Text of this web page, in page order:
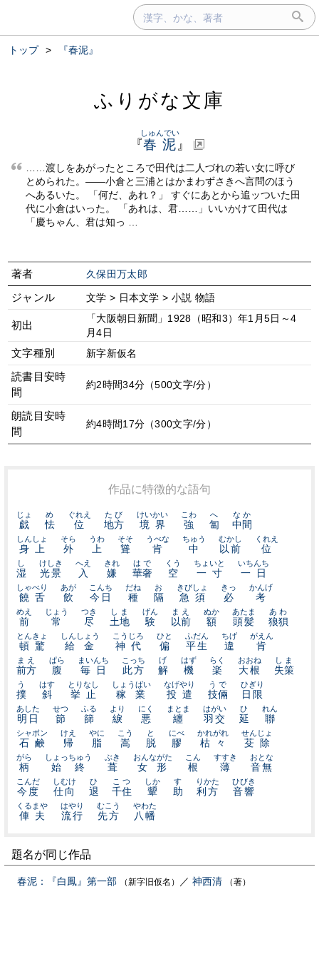
トップ > 『春泥』
ふりがな文庫
『春泥
しゅんでい
』
……渡しをあがったところで田代は二人づれの若い女に呼び
とめられた。——小倉と三浦とはかまわずさきへ言問のほう
へあるいた。 「何だ、あれ？」 すぐにあとから追ッついた田
代に小倉はいった。 「あれは、君……」いいかけて田代は
「慶ちゃん、君は知っ …
著者 久保田万太郎
ジャンル 文学 > 日本文学 > 小説 物語
初出
「大阪朝日新聞」1928（昭和3）年1月5日～4
月4日
文字種別 新字新仮名
読書目安時
間
約2時間34分（500文字/分）
朗読目安時
間
約4時間17分（300文字/分）
作品に特徴的な語句
戯
じょ
怯
め
位
ぐれえ
地方
たび
境界
けいかい
強
こわ
匐
へ
中間
なか
身上
しんしょ
外
そら
上
うわ
聳
そそ
肯
うべな
中
ちゅう
以前
むかし
位
くれえ
湿
し
光景
けしき
入
へえ
嫌
きれ
華奢
はで
空
くう
一寸
ちょいと
一日
いちんち
饒舌
しゃべり
飲
あが
今日
こんち
種
だね
隔
お
急須
きびしょ
必
きっ
考
かんげ
前
めえ
常
じょう
尽
つき
土地
しま
験
げん
以前
まえ
額
ぬか
頭髪
あたま
狼狽
あわ
頓驚
とんきょ
給金
しんしょう
神代
こうじろ
偏
ひと
平生
ふだん
違
ちげ
肯
がえん
前方
まえ
腹
ぱら
毎日
まいんち
此方
こっち
解
げ
機
はず
楽
らく
大根
おおね
失策
しま
撲
う
斜
はす
挙止
とりなし
稼業
しょうばい
投遣
なげやり
技倆
うで
日限
ひぎり
明日
あした
節
せつ
篩
ふる
綟
より
悪
にく
纏
まとま
羽交
はがい
延
ひ
聯
れん
石鹸
シャボン
帰
けえ
脂
やに
嵩
こう
脱
と
膠
にべ
枯々
かれがれ
芟除
せんじょ
柄
がら
始終
しょっちゅう
葺
ぶき
女形
おんながた
根
こん
薄
すすき
音無
おとな
今度
こんだ
仕向
しむけ
退
ひ
千住
こつ
顰
しか
助
す
利方
りかた
音響
ひびき
俥夫
くるまや
流行
はやり
先方
むこう
八幡
やわた
題名が同じ作品
春泥：『白鳳』第一部 （新字旧仮名） ／ 神西清 （著）